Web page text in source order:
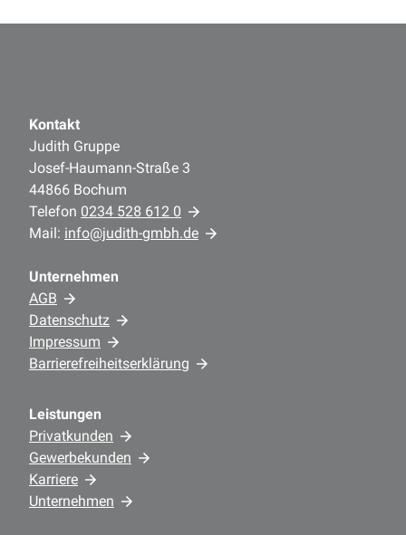
Kontakt
Judith Gruppe
Josef-Haumann-Straße 3
44866 Bochum
Telefon 0234 528 612 0
Mail: info@judith-gmbh.de
Unternehmen
AGB
Datenschutz
Impressum
Barrierefreiheitserklärung
Leistungen
Privatkunden
Gewerbekunden
Karriere
Unternehmen